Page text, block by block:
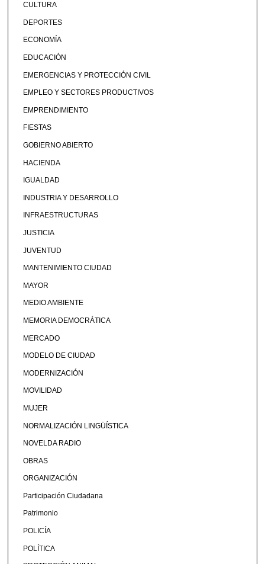
CULTURA
DEPORTES
ECONOMÍA
EDUCACIÓN
EMERGENCIAS Y PROTECCIÓN CIVIL
EMPLEO Y SECTORES PRODUCTIVOS
EMPRENDIMIENTO
FIESTAS
GOBIERNO ABIERTO
HACIENDA
IGUALDAD
INDUSTRIA Y DESARROLLO
INFRAESTRUCTURAS
JUSTICIA
JUVENTUD
MANTENIMIENTO CIUDAD
MAYOR
MEDIO AMBIENTE
MEMORIA DEMOCRÁTICA
MERCADO
MODELO DE CIUDAD
MODERNIZACIÓN
MOVILIDAD
MUJER
NORMALIZACIÓN LINGÜÍSTICA
NOVELDA RADIO
OBRAS
ORGANIZACIÓN
Participación Ciudadana
Patrimonio
POLICÍA
POLÍTICA